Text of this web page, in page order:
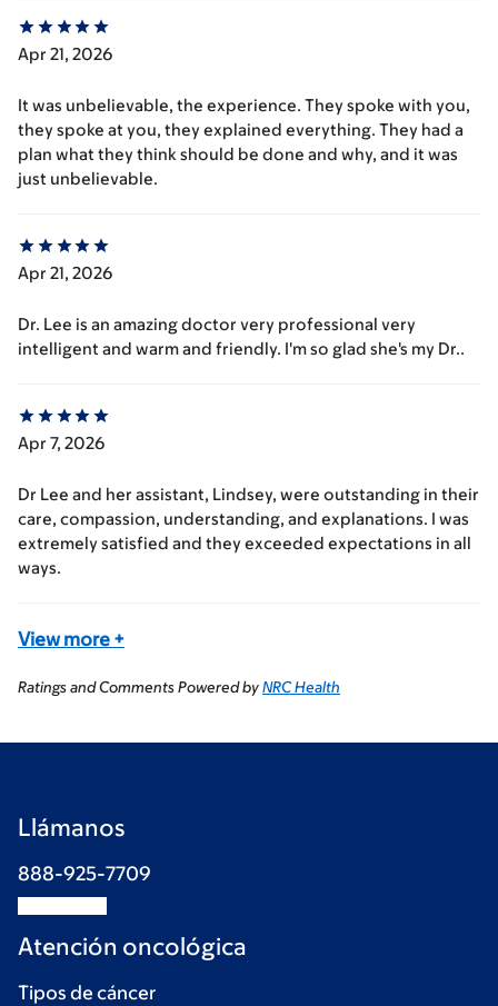
Apr 21, 2026
It was unbelievable, the experience. They spoke with you,
they spoke at you, they explained everything. They had a
plan what they think should be done and why, and it was
just unbelievable.
Apr 21, 2026
Dr. Lee is an amazing doctor very professional very
intelligent and warm and friendly. I'm so glad she's my Dr..
Apr 7, 2026
Dr Lee and her assistant, Lindsey, were outstanding in their
care, compassion, understanding, and explanations. I was
extremely satisfied and they exceeded expectations in all
ways.
View more +
Ratings and Comments Powered byNRC Health
Llámanos
888-925-7709
Atención oncológica
Tipos de cáncer